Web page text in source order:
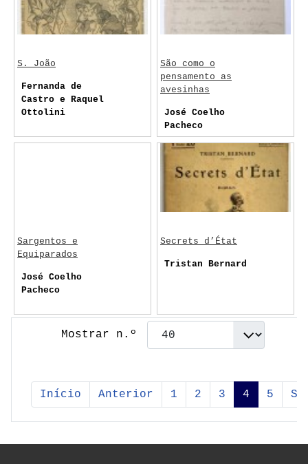
Mostrar n.º
Início Anterior 1 2 3 4 5
S. João
Fernanda de
Castro e Raquel
Ottolini
São como o
pensamento as
avesinhas
José Coelho
Pacheco
Sargentos e
Equiparados
José Coelho
Pacheco
Secrets d’État
Tristan Bernard